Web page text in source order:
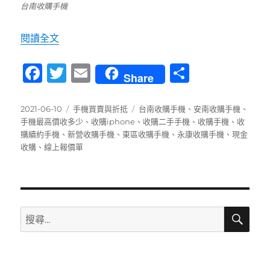
台南收購手機
閱讀全文〈【台南收購手機】線上查詢手機能收多少
F
c
e
b
o
k
T
it
te
r
E
m
ai
l
Share
發
佈
日
期:
2021-06-10
分
類
手機買賣與折抵
標
籤
台南收購手機 、 安南收購手機 、
手機最高價收多少 、 收購iphone 、 收購二手手機 、 收購手機 、 收
購續約手機 、新營收購手機 、 東區收購手機 、永康收購手機 、現金
收購 、線上報價單
搜
尋
搜